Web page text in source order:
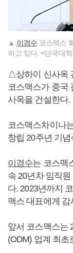
▲ 이경수 코스맥스
하고 있다. <단국대
△상하이 신사옥
코스맥스가 중국
사옥을 건설한다.
코스맥스차이나
창립 20주년 기
이경수는 코스맥
속 20년차 임직
다. 2023년까지
맥스 대표에게
앞서 코스맥스는
(ODM) 업계 최초